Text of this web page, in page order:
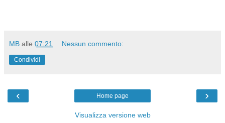
MB alle 07:21 Nessun commento:
Condividi
‹ ›
Home page
Visualizza versione web